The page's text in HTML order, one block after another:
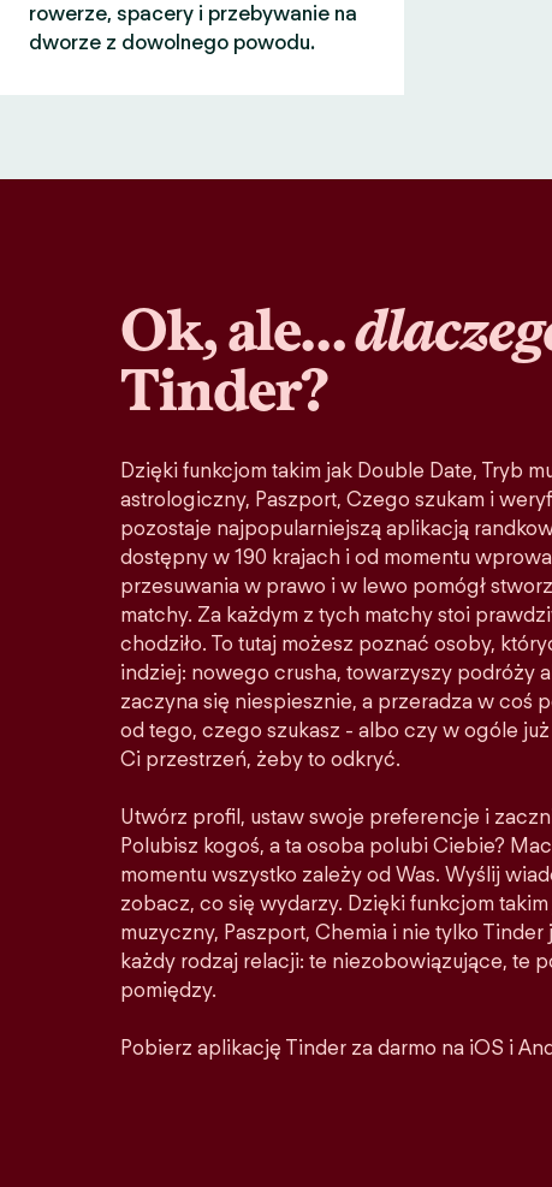
rowerze, spacery i przebywanie na
dworze z dowolnego powodu.
Ok, ale…
Tinder?
Dzięki funkcjom takim jak Double Date, Tryb
astrologiczny, Paszport, Czego szukam i
pozostaje najpopularniejszą aplikacją
dostępny w 190 krajach i od momentu
przesuwania w prawo i w lewo pomógł
matchy. Za każdym z tych matchy stoi
chodziło. To tutaj możesz poznać osoby,
indziej: nowego crusha, towarzyszy podróży
zaczyna się niespiesznie, a przeradza w coś
od tego, czego szukasz - albo czy w ogóle
Ci przestrzeń, żeby to odkryć.
Utwórz profil, ustaw swoje preferencje i
Polubisz kogoś, a ta osoba polubi Ciebie?
momentu wszystko zależy od Was. Wyślij
zobacz, co się wydarzy. Dzięki funkcjom
muzyczny, Paszport, Chemia i nie tylko
każdy rodzaj relacji: te niezobowiązujące, te
pomiędzy.
Pobierz aplikację Tinder za darmo na iOS i